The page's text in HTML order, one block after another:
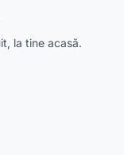
la tine acasă.